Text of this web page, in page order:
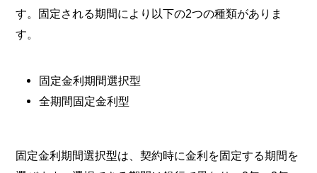
す。固定される期間により以下の2つの種類がありま
す。
固定金利期間選択型
全期間固定金利型
固定金利期間選択型は、契約時に金利を固定する期間を